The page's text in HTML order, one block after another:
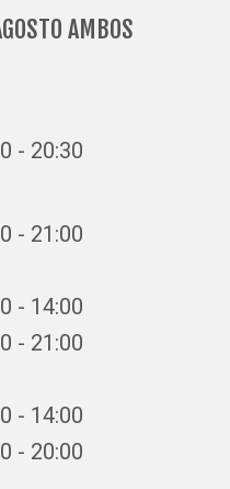
AMBOS
- 20:30
- 21:00
- 14:00
- 21:00
- 14:00
- 20:00